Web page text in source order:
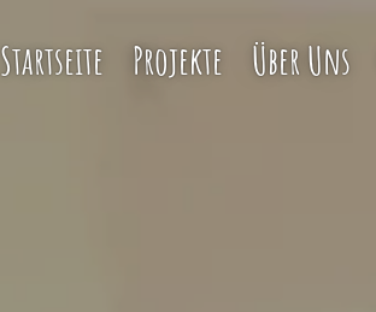
Startseite Projekte Über Uns